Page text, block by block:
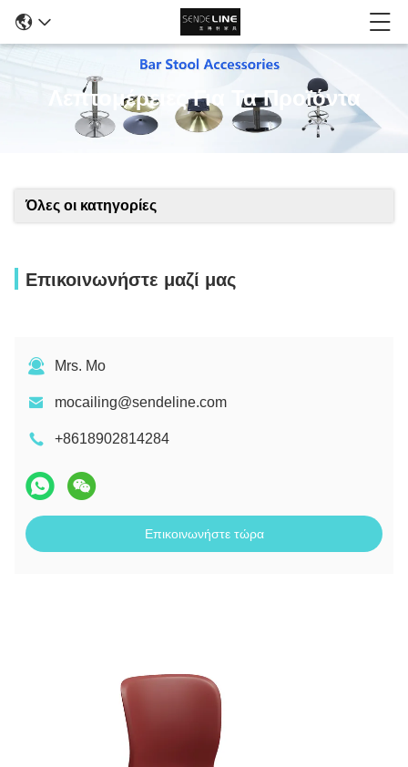
Λεπτομέρειες Για Τα Προϊόντα
Όλες οι κατηγορίες
Επικοινωνήστε μαζί μας
Mrs. Mo
mocailing@sendeline.com
+8618902814284
Επικοινωνήστε τώρα